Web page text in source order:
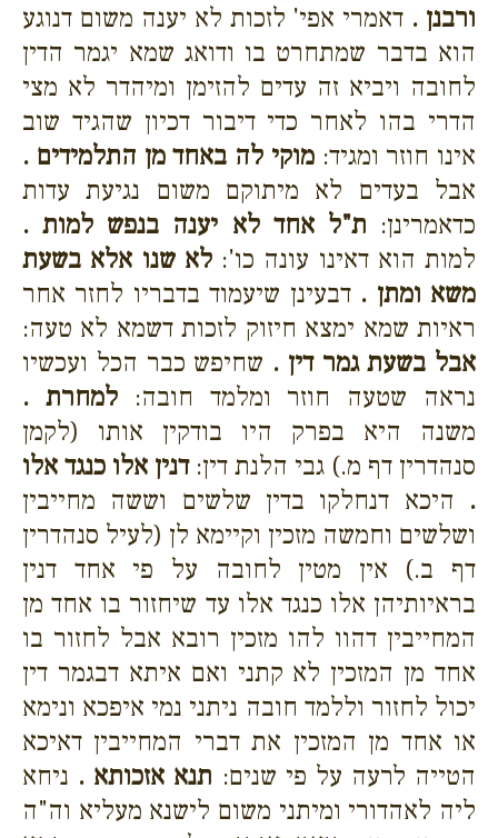
ורבנן . דאמרי אפי' לזכות לא יענה משום דנוגע
הוא בדבר שמתחרט בו ודואג שמא יגמר הדין
לחובה ויביא זה עדים להזימן ומיהדר לא מצי
הדרי בהו לאחר כדי דיבור דכיון שהגיד שוב
אינו חוזר ומגיד:מוקי לה באחד מן התלמידים .
אבל בעדים לא מיתוקם משום נגיעת עדות
כדאמרינן: ת"ל אחד לא יענה בנפש למות .
למות הוא דאינו עונה כו':לא שנו אלא בשעת
משא ומתן . דבעינן שיעמוד בדבריו לחזר אחר
ראיות שמא ימצא חיזוק לזכות דשמא לא טעה:
אבל בשעת גמר דין . שחיפש כבר הכל ועכשיו
נראה שטעה חוזר ומלמד חובה:למחרת .
משנה היא בפרק היו בודקין אותו (לקמן
סנהדרין דף מ.) גבי הלנת דין:דנין אלו כנגד אלו
. היכא דנחלקו בדין שלשים וששה מחייבין
ושלשים וחמשה מזכין וקיימא לן (לעיל סנהדרין
דף ב.) אין מטין לחובה על פי אחד דנין
בראיותיהן אלו כנגד אלו עד שיחזור בו אחד מן
המחייבין דהוו להו מזכין רובא אבל לחזור בו
אחד מן המזכין לא קתני ואם איתא דבגמר דין
יכול לחזור וללמד חובה ניתני נמי איפכא ונימא
או אחד מן המזכין את דברי המחייבין דאיכא
הטייה לרעה על פי שנים: תנא אזכותא . ניחא
ליה לאהדורי ומיתני משום לישנא מעליא וה"ה